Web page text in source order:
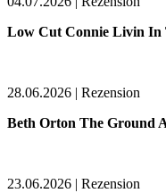
Low Cut Connie Livin In
28.06.2026 | Rezension
Beth Orton The Ground
23.06.2026 | Rezension